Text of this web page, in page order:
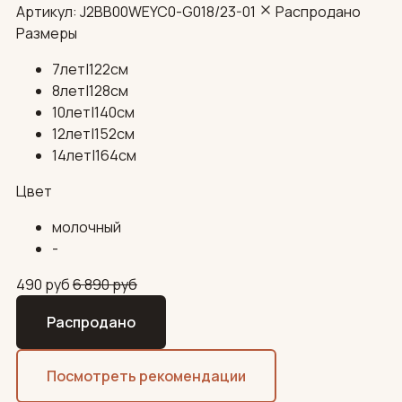
Артикул: J2BB00WEYC0-G018/23-01
Распродано
Размеры
7лет|122см
8лет|128см
10лет|140см
12лет|152см
14лет|164см
Цвет
молочный
-
490 руб6 890руб
Распродано
Посмотреть рекомендации